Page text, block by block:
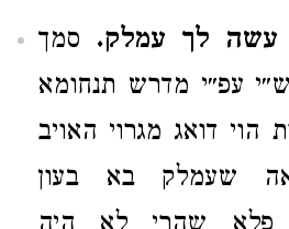
עשה לך עמלק. סמך
עפ״י מדרש תנחומא
דואג מגרוי האויב
שעמלק בא בעון